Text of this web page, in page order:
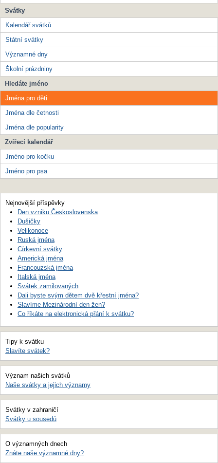
Svátky
Kalendář svátků
Státní svátky
Významné dny
Školní prázdniny
Hledáte jméno
Jména pro děti
Jména dle četnosti
Jména dle popularity
Zvířecí kalendář
Jméno pro kočku
Jméno pro psa
Nejnovější příspěvky
Den vzniku Československa
Dušičky
Velikonoce
Ruská jména
Církevní svátky
Americká jména
Francouzská jména
Italská jména
Svátek zamilovaných
Dali byste svým dětem dvě křestní jména?
Slavíme Mezinárodní den žen?
Co říkáte na elektronická přání k svátku?
Tipy k svátku
Slavíte svátek?
Význam našich svátků
Naše svátky a jejich významy
Svátky v zahraničí
Svátky u sousedů
O významných dnech
Znáte naše významné dny?